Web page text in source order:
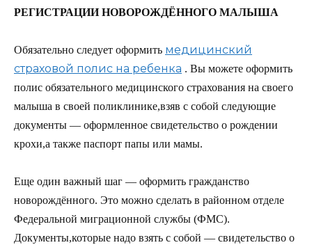
РЕГИСТРАЦИИ НОВОРОЖДЁННОГО МАЛЫША
Обязательно следует оформить медицинский
страховой полис на ребенка . Вы можете оформить
полис обязательного медицинского страхования на своего
малыша в своей поликлинике,взяв с собой следующие
документы — оформленное свидетельство о рождении
крохи,а также паспорт папы или мамы.
Еще один важный шаг — оформить гражданство
новорождённого. Это можно сделать в районном отделе
Федеральной миграционной службы (ФМС).
Документы,которые надо взять с собой — свидетельство о